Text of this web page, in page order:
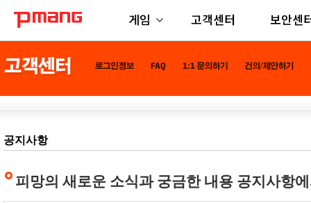
게임 고객센터 보안센
공지사항
피망의 새로운 소식과 궁금한 내용 공지사항